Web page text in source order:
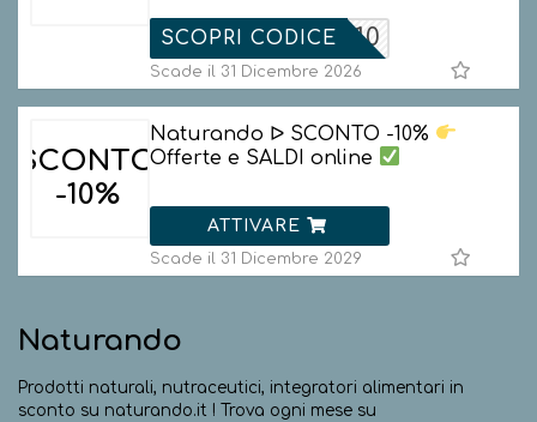
URANDO10
SCOPRI CODICE
Scade il 31 Dicembre 2026
SCONTO
-10%
Naturando ᐅ SCONTO -10%
Offerte e SALDI online
ATTIVARE
Scade il 31 Dicembre 2029
Naturando
Prodotti naturali, nutraceutici, integratori alimentari in
sconto su naturando.it ! Trova ogni mese su